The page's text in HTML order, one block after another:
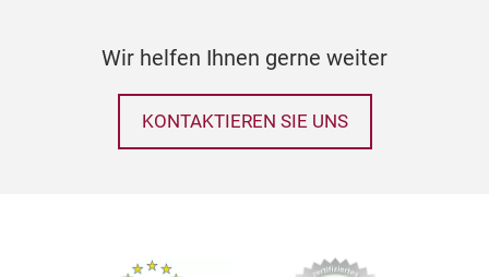
Wir helfen Ihnen gerne weiter
KONTAKTIEREN SIE UNS